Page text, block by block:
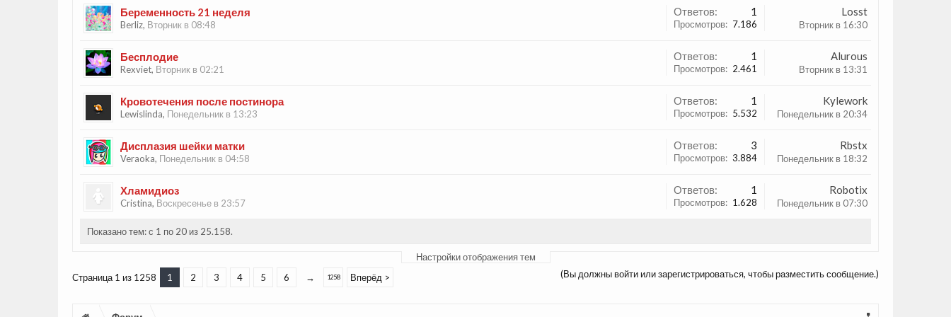
Беременность 21 неделя
Berliz, Вторник в 08:48
Ответов: 1
Просмотров: 7.186
Losst
Вторник в 16:30
Бесплодие
Rexviet, Вторник в 02:21
Ответов: 1
Просмотров: 2.461
Alurous
Вторник в 13:31
Кровотечения после постинора
Lewislinda, Понедельник в 13:23
Ответов: 1
Просмотров: 5.532
Kylework
Понедельник в 20:34
Дисплазия шейки матки
Veraoka, Понедельник в 04:58
Ответов: 3
Просмотров: 3.884
Rbstx
Понедельник в 18:32
Хламидиоз
Cristina, Воскресенье в 23:57
Ответов: 1
Просмотров: 1.628
Robotix
Понедельник в 07:30
Показано тем: с 1 по 20 из 25.158.
Настройки отображения тем
(Вы должны войти или зарегистрироваться, чтобы разместить сообщение.)
Страница 1 из 1258 1 2 3 4 5 6 → 1258 Вперёд >